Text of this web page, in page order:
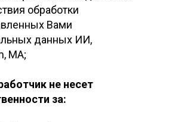
обработки
Вами
данных ИИ,
МА;
не несет
за: